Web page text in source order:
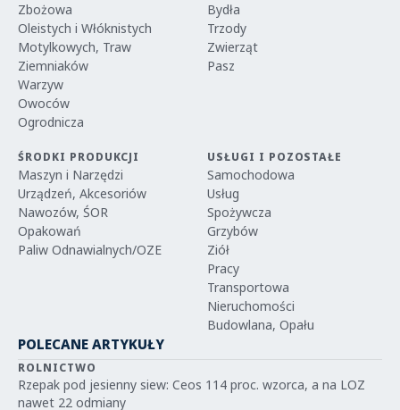
Zbożowa
Oleistych i Włóknistych
Motylkowych, Traw
Ziemniaków
Warzyw
Owoców
Ogrodnicza
Bydła
Trzody
Zwierząt
Pasz
ŚRODKI PRODUKCJI
Maszyn i Narzędzi
Urządzeń, Akcesoriów
Nawozów, ŚOR
Opakowań
Paliw Odnawialnych/OZE
USŁUGI I POZOSTAŁE
Samochodowa
Usług
Spożywcza
Grzybów
Ziół
Pracy
Transportowa
Nieruchomości
Budowlana, Opału
POLECANE ARTYKUŁY
ROLNICTWO
Rzepak pod jesienny siew: Ceos 114 proc. wzorca, a na LOZ
nawet 22 odmiany